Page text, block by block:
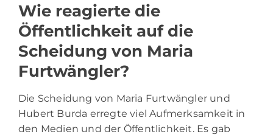
Wie reagierte die
Öffentlichkeit auf die
Scheidung von Maria
Furtwängler?
Die Scheidung von Maria Furtwängler und
Hubert Burda erregte viel Aufmerksamkeit in
den Medien und der Öffentlichkeit. Es gab